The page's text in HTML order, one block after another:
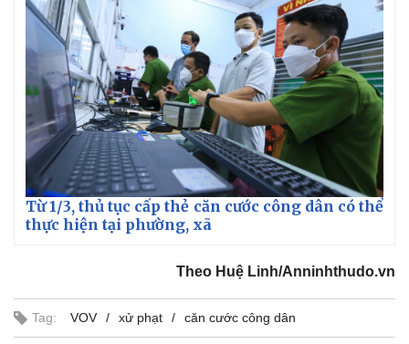
Từ 1/3, thủ tục cấp thẻ căn cước công dân có thể
thực hiện tại phường, xã
Theo Huệ Linh/Anninhthudo.vn
Tag: VOV xử phạt căn cước công dân